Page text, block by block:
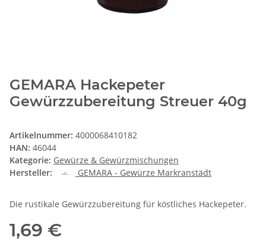
GEMARA Hackepeter
Gewürzzubereitung Streuer 40g
Artikelnummer: 4000068410182
HAN: 46044
Kategorie: Gewürze & Gewürzmischungen
Hersteller:
GEMARA - Gewürze Markranstädt
Die rustikale Gewürzzubereitung für köstliches Hackepeter.
1,69 €